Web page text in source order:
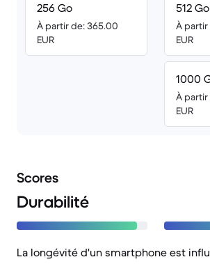
256 Go
À partir de: 365.00
EUR
512 Go
À partir
EUR
1000
À partir
EUR
Scores
Durabilité
La longévité d'un smartphone est